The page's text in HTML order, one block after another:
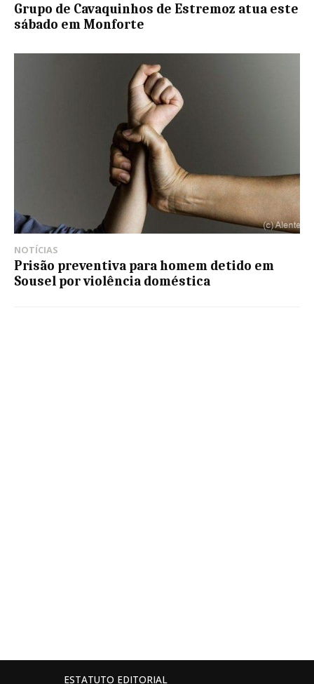
Grupo de Cavaquinhos de Estremoz atua este
sábado em Monforte
NOTÍCIAS
Prisão preventiva para homem detido em
Sousel por violência doméstica
ESTATUTO EDITORIAL